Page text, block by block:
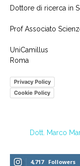
Dottore di ricerca in
Prof Associato
UniCamillus
Roma
Privacy Policy
Cookie Policy
Dott. Marco
4,717 Followers